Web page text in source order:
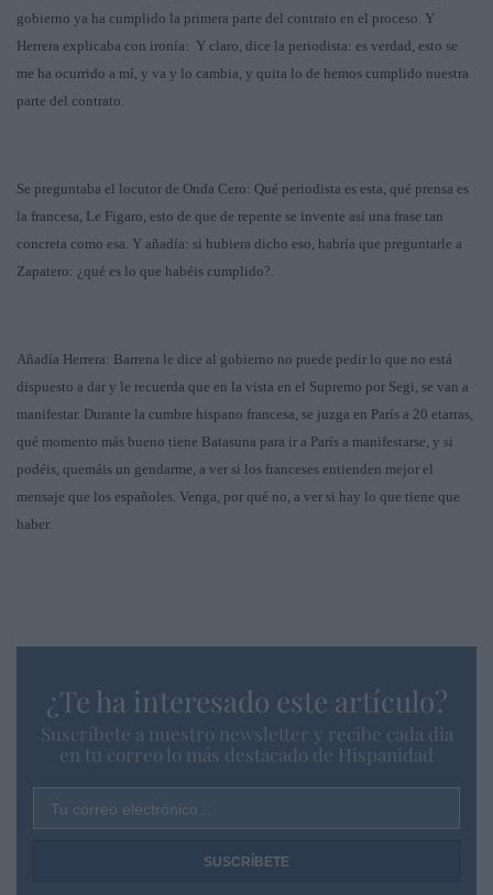
gobierno ya ha cumplido la primera parte del contrato en el proceso. Y
Herrera explicaba con ironía: Y claro, dice la periodista: es verdad, esto se
me ha ocurrido a mí, y va y lo cambia, y quita lo de hemos cumplido nuestra
parte del contrato.
Se preguntaba el locutor de Onda Cero: Qué periodista es esta, qué prensa es
la francesa, Le Figaro, esto de que de repente se invente así una frase tan
concreta como esa. Y añadía: si hubiera dicho eso, habría que preguntarle a
Zapatero: ¿qué es lo que habéis cumplido?.
Añadía Herrera: Barrena le dice al gobierno no puede pedir lo que no está
dispuesto a dar y le recuerda que en la vista en el Supremo por Segi, se van a
manifestar. Durante la cumbre hispano francesa, se juzga en París a 20 etarras,
qué momento más bueno tiene Batasuna para ir a París a manifestarse, y si
podéis, quemáis un gendarme, a ver si los franceses entienden mejor el
mensaje que los españoles. Venga, por qué no, a ver si hay lo que tiene que
haber.
¿Te ha interesado este artículo?
Suscríbete a nuestro newsletter y recibe cada dia
en tu correo lo más destacado de Hispanidad
Tu correo electrónico...